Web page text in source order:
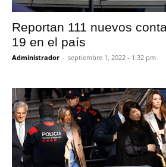
Reportan 111 nuevos
19 en el país
Administrador - septiembre 1, 2022 - 1:32 pm